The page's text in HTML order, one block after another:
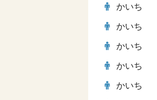
かいち
かいち
かいち
かいち
かいち